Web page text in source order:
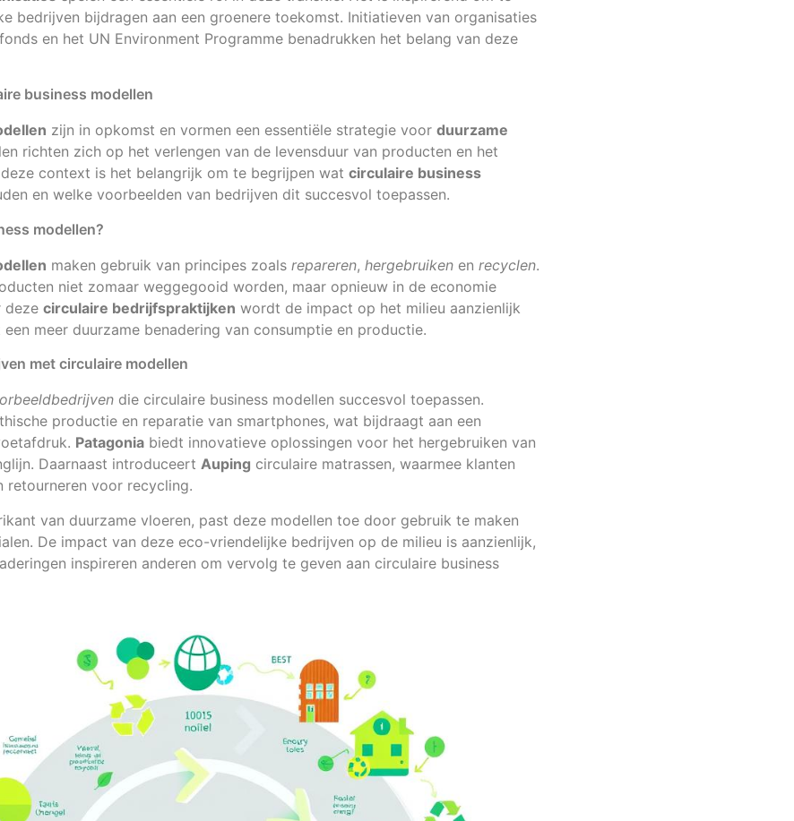
bedrijven bijdragen aan een groenere toekomst. Initiatieven van organisaties
en het UN Environment Programme benadrukken het belang van deze
business modellen
zijn in opkomst en vormen een essentiële strategie voor duurzame
richten zich op het verlengen van de levensduur van producten en het
context is het belangrijk om te begrijpen wat circulaire business
en welke voorbeelden van bedrijven dit succesvol toepassen.
modellen?
maken gebruik van principes zoals repareren, hergebruiken en recyclen.
niet zomaar weggegooid worden, maar opnieuw in de economie
deze circulaire bedrijfspraktijken wordt de impact op het milieu aanzienlijk
meer duurzame benadering van consumptie en productie.
met circulaire modellen
die circulaire business modellen succesvol toepassen.
productie en reparatie van smartphones, wat bijdraagt aan een
Patagonia biedt innovatieve oplossingen voor het hergebruiken van
Daarnaast introduceert Auping circulaire matrassen, waarmee klanten
retourneren voor recycling.
van duurzame vloeren, past deze modellen toe door gebruik te maken
De impact van deze eco-vriendelijke bedrijven op de milieu is aanzienlijk,
inspireren anderen om vervolg te geven aan circulaire business